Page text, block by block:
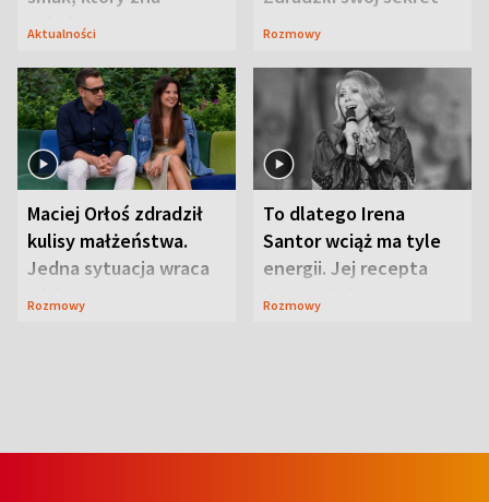
Lubelszczyzna
Aktualności Rozmowy
Maciej Orłoś zdradził
kulisy małżeństwa.
Jedna sytuacja wraca
jak bumerang
Rozmowy
To dlatego Irena
Santor wciąż ma tyle
energii. Jej recepta
jest zaskakująco
Rozmowy